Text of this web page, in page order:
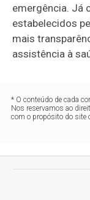
emergência. Já
estabelecidos
mais
assistência à
* O conteúdo de cada
Nos reservamos ao
com o propósito do site